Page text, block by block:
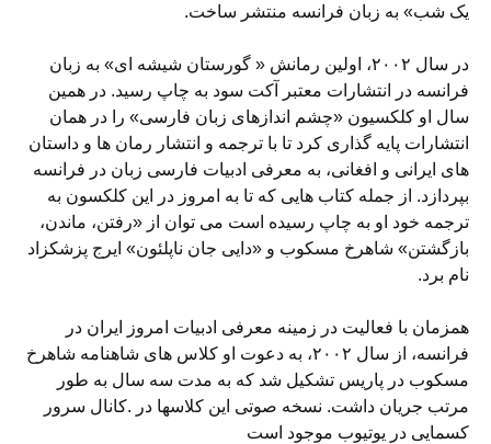
یک شب» به زبان فرانسه منتشر ساخت.
در سال ۲۰۰۲، اولین رمانش « گورستان شیشه ای» به زبان
فرانسه در انتشارات معتبر آکت سود به چاپ رسید. در همین
سال او کلکسیون «چشم اندازهای زبان فارسی» را در همان
انتشارات پایه گذاری کرد تا با ترجمه و انتشار رمان ها و داستان
های ایرانی و افغانی، به معرفی ادبیات فارسی زبان در فرانسه
بپردازد. از جمله کتاب هایی که تا به امروز در این کلکسون به
ترجمه خود او به چاپ رسیده است می توان از «رفتن، ماندن،
بازگشتن» شاهرخ مسکوب و «دایی جان ناپلئون» ایرج پزشکزاد
نام برد.
همزمان با فعالیت در زمینه معرفی ادبیات امروز ایران در
فرانسه، از سال ۲۰۰۲، به دعوت او کلاس های شاهنامه شاهرخ
مسکوب در پاریس تشکیل شد که به مدت سه سال به طور
مرتب جریان داشت. نسخه صوتی این کلاسها در .کانال سرور
کسمایی در یوتیوب موجود است